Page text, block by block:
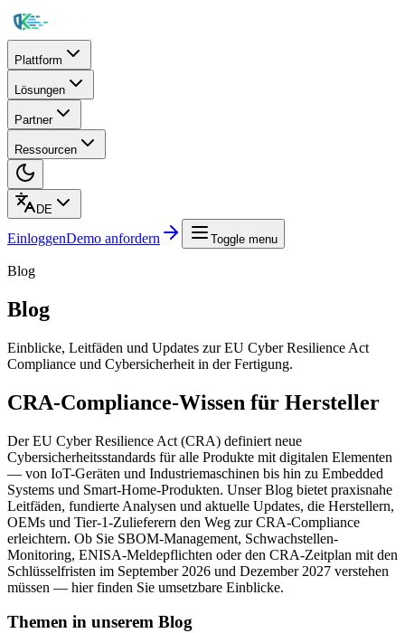
Plattform
Lösungen
Partner
Ressourcen
DE
EinloggenDemo anfordern Toggle menu
Blog
Blog
Einblicke, Leitfäden und Updates zur EU Cyber Resilience Act
Compliance und Cybersicherheit in der Fertigung.
CRA-Compliance-Wissen für Hersteller
Der EU Cyber Resilience Act (CRA) definiert neue
Cybersicherheitsstandards für alle Produkte mit digitalen Elementen
— von IoT-Geräten und Industriemaschinen bis hin zu Embedded
Systems und Smart-Home-Produkten. Unser Blog bietet praxisnahe
Leitfäden, fundierte Analysen und aktuelle Updates, die Herstellern,
OEMs und Tier-1-Zulieferern den Weg zur CRA-Compliance
erleichtern. Ob Sie SBOM-Management, Schwachstellen-
Monitoring, ENISA-Meldepflichten oder den CRA-Zeitplan mit den
Schlüsselfristen im September 2026 und Dezember 2027 verstehen
müssen — hier finden Sie umsetzbare Einblicke.
Themen in unserem Blog